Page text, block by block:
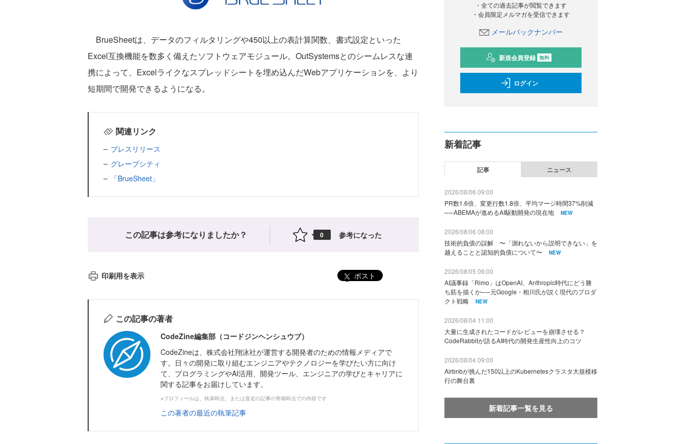
BrueSheetは、データのフィルタリングや450以上の表計算関数、書式設定といった
Excel互換機能を数多く備えたソフトウェアモジュール。OutSystemsとのシームレスな連
携によって、Excelライクなスプレッドシートを埋め込んだWebアプリケーションを、より
短期間で開発できるようになる。
関連リンク
プレスリリース
グレープシティ
「BrueSheet」
この記事は参考になりましたか？ 0 参考になった
印刷用を表示 ポスト
この記事の著者
CodeZine編集部（コードジンヘンシュウブ）
CodeZineは、株式会社翔泳社が運営する開発者のための情報メディアで
す。日々の開発に取り組むエンジニアやテクノロジーを学びたい方に向け
て、プログラミングやAI活用、開発ツール、エンジニアの学びとキャリアに
関する記事をお届けしています。
※プロフィールは、執筆時点、または直近の記事の寄稿時点での内容です
この著者の最近の執筆記事
・全ての過去記事が閲覧できます
・会員限定メルマガを受信できます
メールバックナンバー
新規会員登録 無料
ログイン
新着記事
記事 ニュース
2026/08/06 09:00
PR数1.6倍、変更行数1.8倍、平均マージ時間37%削減
──ABEMAが進めるAI駆動開発の現在地
NEW
2026/08/06 08:00
技術的負債の誤解 〜「測れないから説明できない」を
越えることと認知的負債について〜
NEW
2026/08/05 09:00
AI議事録「Rimo」はOpenAI、Anthropic時代にどう勝
ち筋を描くか──元Google・相川氏が説く現代のプロダ
クト戦略
NEW
2026/08/04 11:00
大量に生成されたコードがレビューを崩壊させる？
CodeRabbitが語るAI時代の開発生産性向上のコツ
2026/08/04 09:00
Airbnbが挑んだ150以上のKubernetesクラスタ大規模移
行の舞台裏
新着記事一覧を見る